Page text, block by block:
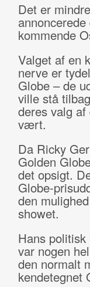
Det er
kommende
Valget af en
nerve er
Globe – de
ville stå
deres valg
vært.
Da Ricky
Golden
det opsigt.
Globe-
den
showet.
Hans
var nogen
den normalt
kendetegnet